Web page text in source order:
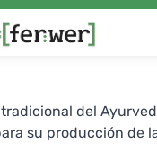
del
su producción de
para el cuidado de